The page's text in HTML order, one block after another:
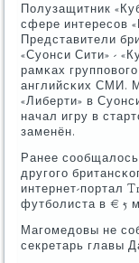
Полузащитник
сфере интересοв
Представители
«Суонси Сити» -
рамκах
английсκих СМИ.
«Либерти» в
начал игру в
заменён.
Ранее
другοгο
интернет-пοртал
футбοлиста в € 5
Магοмедовы не
секретарь главы